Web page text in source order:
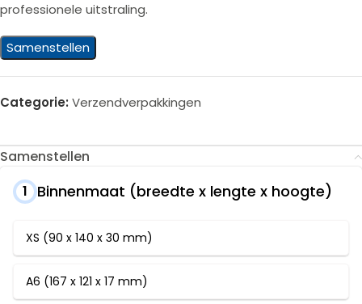
professionele uitstraling.
Samenstellen
Categorie: Verzendverpakkingen
Samenstellen
1
Binnenmaat (breedte x lengte x hoogte)
XS (90 x 140 x 30 mm)
A6 (167 x 121 x 17 mm)